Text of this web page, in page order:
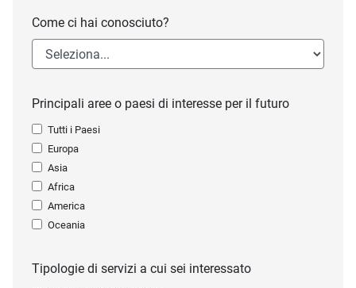
Come ci hai conosciuto?
Principali aree o paesi di interesse per il futuro
Tutti i Paesi
Europa
Asia
Africa
America
Oceania
Tipologie di servizi a cui sei interessato